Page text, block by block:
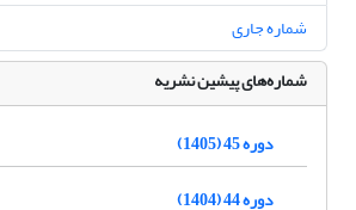
شماره جاری
شماره‌های پیشین نشریه
دوره 45 (1405)
دوره 44 (1404)